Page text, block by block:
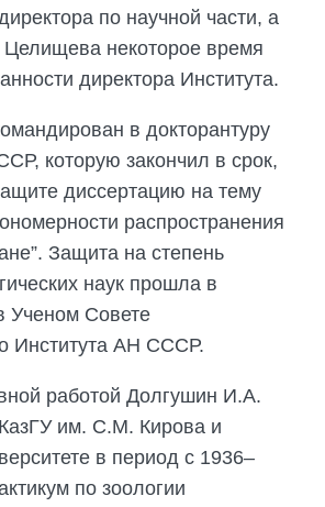
по научной части, а
некоторое время
директора Института.
в докторантуру
которую закончил в срок,
диссертацию на тему
распространения
Защита на степень
наук прошла в
Ученом Совете
Института АН СССР.
работой Долгушин И.А.
им. С.М. Кирова и
в период с 1936–
по зоологии